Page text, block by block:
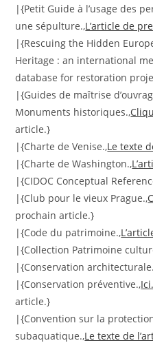
|{Petit Guide à l’usage des
une sépulture.,L’article de
|{Rescuing the Hidden
Heritage : an international
database for restoration
|{Guides de maîtrise
Monuments historiques.,
article.}
|{Charte de Venise.,Le texte
|{Charte de Washington.,
|{CIDOC Conceptual
|{Club pour le vieux Prague.,
prochain article.}
|{Code du patrimoine.,
|{Collection Patrimoine
|{Conservation
|{Conservation préventive.,Ici.
article.}
|{Convention sur la
subaquatique.,Le texte de